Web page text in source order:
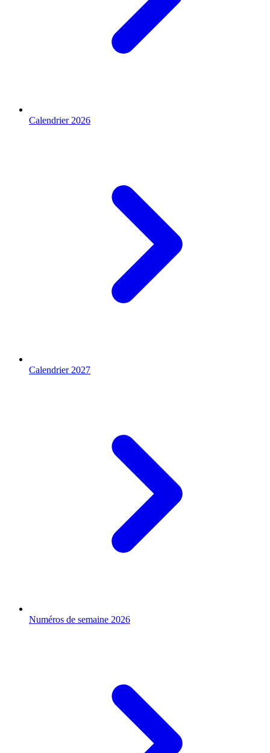
Calendrier 2026
Calendrier 2027
Numéros de semaine 2026